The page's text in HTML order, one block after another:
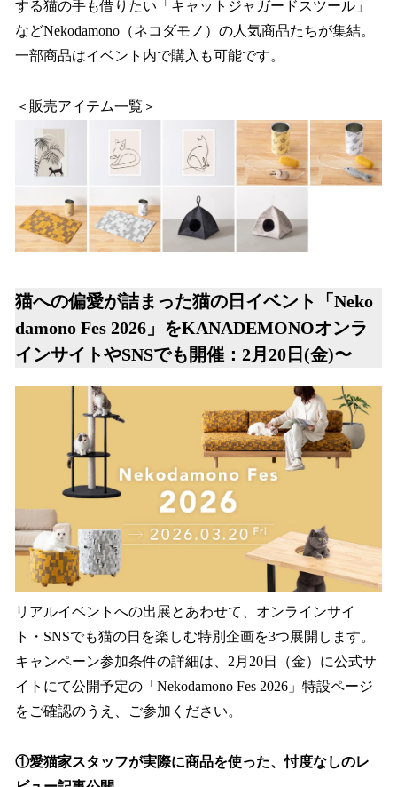
する猫の手も借りたい「キャットジャガードスツール」
などNekodamono（ネコダモノ）の人気商品たちが集結。
一部商品はイベント内で購入も可能です。
＜販売アイテム一覧＞
猫への偏愛が詰まった猫の日イベント「Neko
damono Fes 2026」をKANADEMONOオンラ
インサイトやSNSでも開催：2月20日(金)〜
リアルイベントへの出展とあわせて、オンラインサイ
ト・SNSでも猫の日を楽しむ特別企画を3つ展開します。
キャンペーン参加条件の詳細は、2月20日（金）に公式サ
イトにて公開予定の「Nekodamono Fes 2026」特設ページ
をご確認のうえ、ご参加ください。
①愛猫家スタッフが実際に商品を使った、忖度なしのレ